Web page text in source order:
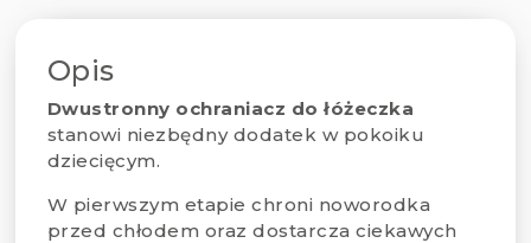
Opis
Dwustronny ochraniacz do łóżeczka
stanowi niezbędny dodatek w pokoiku
dziecięcym.
W pierwszym etapie chroni noworodka
przed chłodem oraz dostarcza ciekawych